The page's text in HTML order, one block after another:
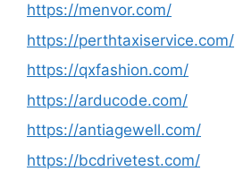
https://menvor.com/
https://perthtaxiservice.com/
https://qxfashion.com/
https://arducode.com/
https://antiagewell.com/
https://bcdrivetest.com/